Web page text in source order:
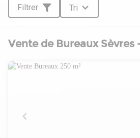
Filtrer Tri
Vente de Bureaux Sèvres